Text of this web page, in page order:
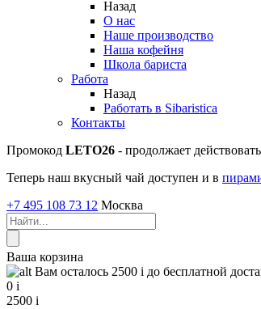
Назад
О нас
Наше производство
Наша кофейня
Школа бариста
Работа
Назад
Работать в Sibaristica
Контакты
Промокод LETO26 - продолжает
Теперь наш вкусный чай доступен и в
+7 495 108 73 12 Москва
Ваша корзина
Вам осталось 2500 i до бесплатной
0 i
2500 i